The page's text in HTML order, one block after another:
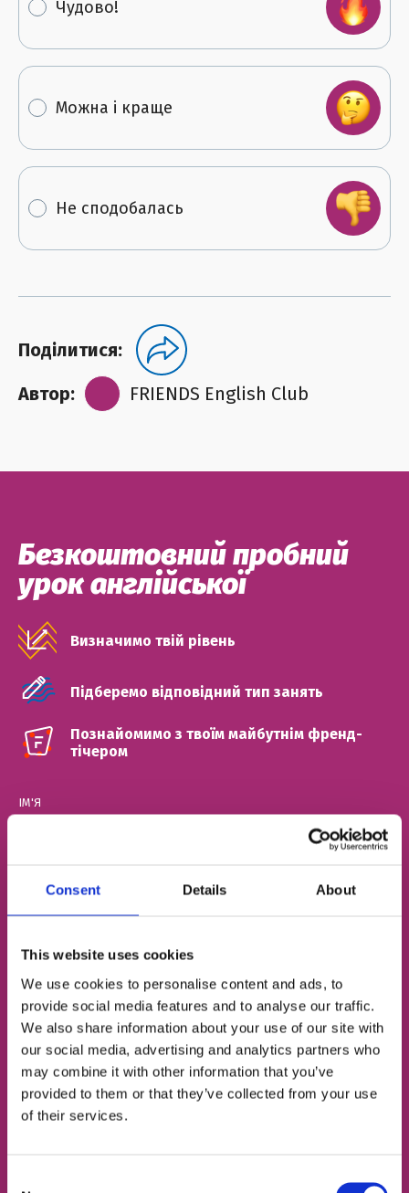
Consent Details About
This website uses cookies
We use cookies to personalise content and ads, to
provide social media features and to analyse our traffic.
We also share information about your use of our site with
our social media, advertising and analytics partners who
may combine it with other information that you’ve
provided to them or that they’ve collected from your use
of their services.
Чудово!
Можна і краще
Не сподобалась
Поділитися:
Автор:
FRIENDS English Club
Безкоштовний пробний
урок англійської
Визначимо твій рівень
Підберемо відповідний тип занять
Познайомимо з твоїм майбутнім френд-
тічером
ІМ'Я
НОМЕР ТЕЛЕФОНУ
ЕЛЕКТРОННА ПОШТА
Згоден із політикою конфіденційності
Записатися на урок